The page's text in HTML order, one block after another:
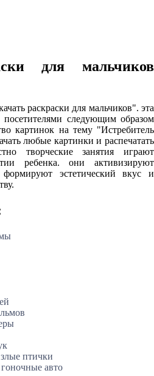
для мальчиков
раскраски для мальчиков". эта
следующим образом
картинок на тему "Истребитель
любые картинки и распечатать
творческие занятия играют
ребенка. они активизируют
формируют эстетический вкус и
птички
авто